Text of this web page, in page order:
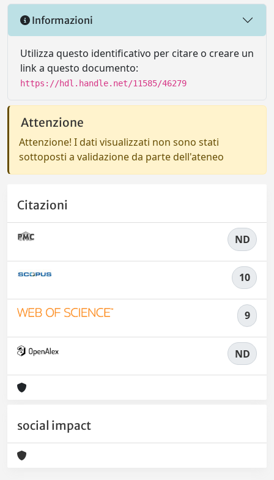
Informazioni
Utilizza questo identificativo per citare o creare un
link a questo documento:
https://hdl.handle.net/11585/46279
Attenzione
Attenzione! I dati visualizzati non sono stati
sottoposti a validazione da parte dell'ateneo
Citazioni
ND
10
9
ND
social impact